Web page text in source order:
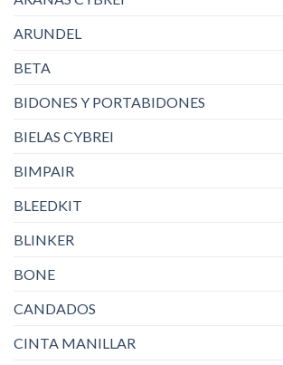
ARUNDEL
BETA
BIDONES Y PORTABIDONES
BIELAS CYBREI
BIMPAIR
BLEEDKIT
BLINKER
BONE
CANDADOS
CINTA MANILLAR